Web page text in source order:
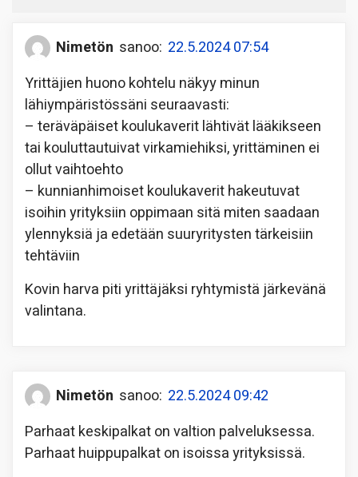
Nimetön sanoo: 22.5.2024 07:54
Yrittäjien huono kohtelu näkyy minun
lähiympäristössäni seuraavasti:
– teräväpäiset koulukaverit lähtivät lääkikseen
tai kouluttautuivat virkamiehiksi, yrittäminen ei
ollut vaihtoehto
– kunnianhimoiset koulukaverit hakeutuvat
isoihin yrityksiin oppimaan sitä miten saadaan
ylennyksiä ja edetään suuryritysten tärkeisiin
tehtäviin
Kovin harva piti yrittäjäksi ryhtymistä järkevänä
valintana.
Nimetön sanoo: 22.5.2024 09:42
Parhaat keskipalkat on valtion palveluksessa.
Parhaat huippupalkat on isoissa yrityksissä.